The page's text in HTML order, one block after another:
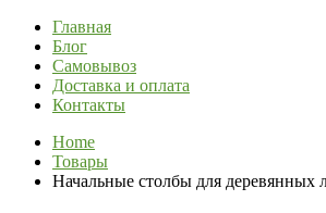
Главная
Блог
Самовывоз
Доставка и оплата
Контакты
Home
Товары
Начальные столбы для деревянных